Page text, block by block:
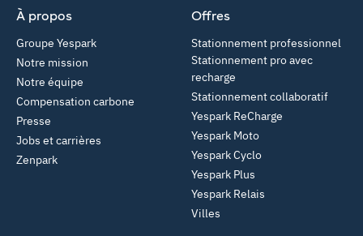
À propos
Groupe Yespark
Notre mission
Notre équipe
Compensation carbone
Presse
Jobs et carrières
Zenpark
Offres
Stationnement professionnel
Stationnement pro avec
recharge
Stationnement collaboratif
Yespark ReCharge
Yespark Moto
Yespark Cyclo
Yespark Plus
Yespark Relais
Villes